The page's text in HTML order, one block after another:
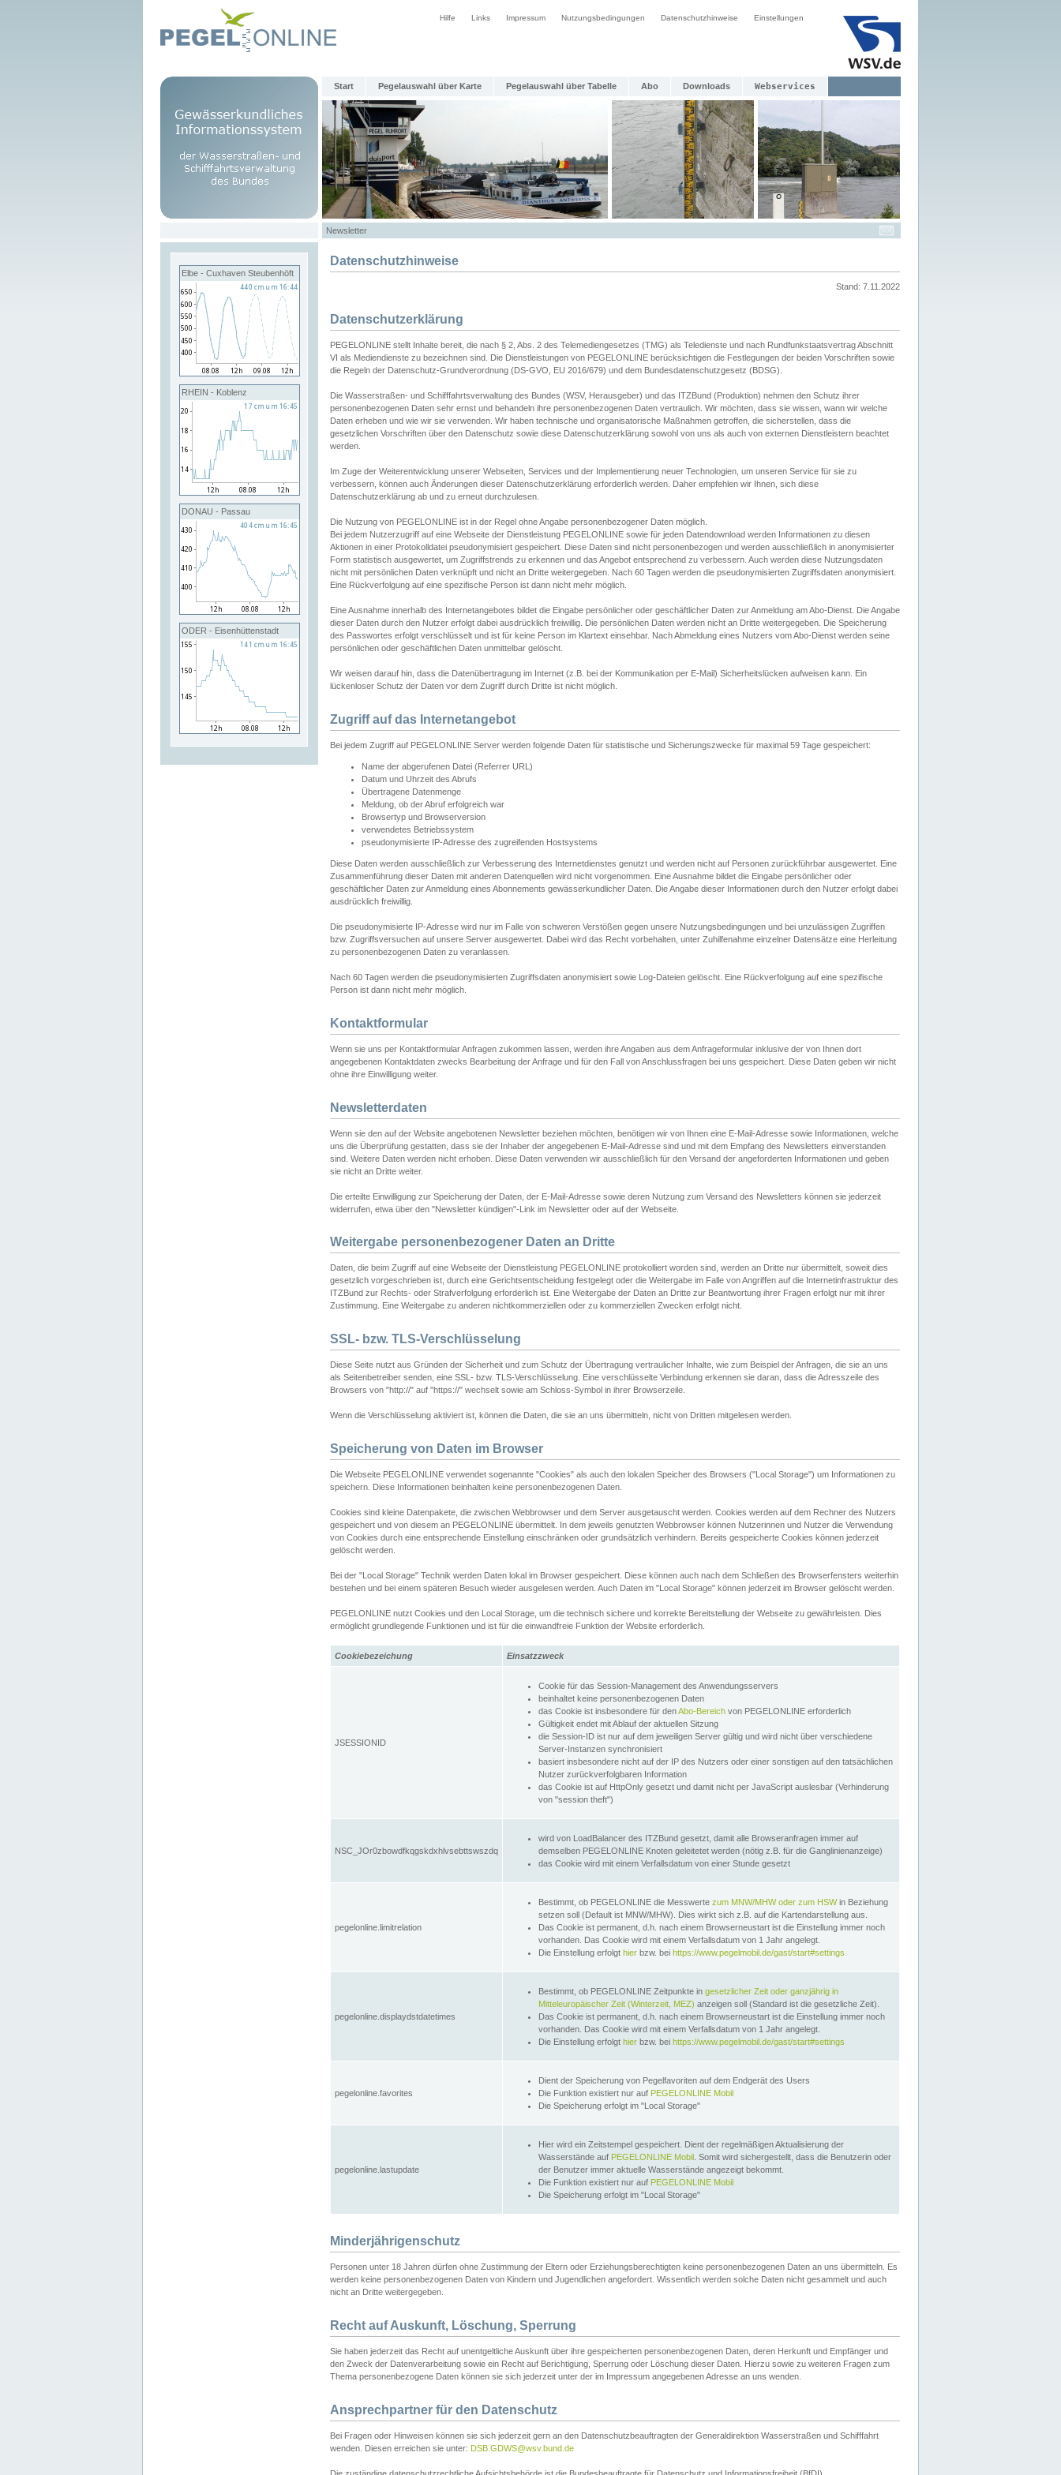
Hilfe Links Impressum Nutzungsbedingungen Datenschutzhinweise Einstellungen
Start Pegelauswahl über Karte Pegelauswahl über Tabelle Abo Downloads Webservices
Newsletter
Elbe - Cuxhaven Steubenhöft
RHEIN - Koblenz
DONAU - Passau
ODER - Eisenhüttenstadt
Datenschutzhinweise
Stand: 7.11.2022
Datenschutzerklärung
PEGELONLINE stellt Inhalte bereit, die nach § 2, Abs. 2 des Telemediengesetzes (TMG) als Teledienste und nach Rundfunkstaatsvertrag Abschnitt
VI als Mediendienste zu bezeichnen sind. Die Dienstleistungen von PEGELONLINE berücksichtigen die Festlegungen der beiden Vorschriften sowie
die Regeln der Datenschutz-Grundverordnung (DS-GVO, EU 2016/679) und dem Bundesdatenschutzgesetz (BDSG).
Die Wasserstraßen- und Schifffahrtsverwaltung des Bundes (WSV, Herausgeber) und das ITZBund (Produktion) nehmen den Schutz ihrer
personenbezogenen Daten sehr ernst und behandeln ihre personenbezogenen Daten vertraulich. Wir möchten, dass sie wissen, wann wir welche
Daten erheben und wie wir sie verwenden. Wir haben technische und organisatorische Maßnahmen getroffen, die sicherstellen, dass die
gesetzlichen Vorschriften über den Datenschutz sowie diese Datenschutzerklärung sowohl von uns als auch von externen Dienstleistern beachtet
werden.
Im Zuge der Weiterentwicklung unserer Webseiten, Services und der Implementierung neuer Technologien, um unseren Service für sie zu
verbessern, können auch Änderungen dieser Datenschutzerklärung erforderlich werden. Daher empfehlen wir Ihnen, sich diese
Datenschutzerklärung ab und zu erneut durchzulesen.
Die Nutzung von PEGELONLINE ist in der Regel ohne Angabe personenbezogener Daten möglich.
Bei jedem Nutzerzugriff auf eine Webseite der Dienstleistung PEGELONLINE sowie für jeden Datendownload werden Informationen zu diesen
Aktionen in einer Protokolldatei pseudonymisiert gespeichert. Diese Daten sind nicht personenbezogen und werden ausschließlich in anonymisierter
Form statistisch ausgewertet, um Zugriffstrends zu erkennen und das Angebot entsprechend zu verbessern. Auch werden diese Nutzungsdaten
nicht mit persönlichen Daten verknüpft und nicht an Dritte weitergegeben. Nach 60 Tagen werden die pseudonymisierten Zugriffsdaten anonymisiert.
Eine Rückverfolgung auf eine spezifische Person ist dann nicht mehr möglich.
Eine Ausnahme innerhalb des Internetangebotes bildet die Eingabe persönlicher oder geschäftlicher Daten zur Anmeldung am Abo-Dienst. Die Angabe
dieser Daten durch den Nutzer erfolgt dabei ausdrücklich freiwillig. Die persönlichen Daten werden nicht an Dritte weitergegeben. Die Speicherung
des Passwortes erfolgt verschlüsselt und ist für keine Person im Klartext einsehbar. Nach Abmeldung eines Nutzers vom Abo-Dienst werden seine
persönlichen oder geschäftlichen Daten unmittelbar gelöscht.
Wir weisen darauf hin, dass die Datenübertragung im Internet (z.B. bei der Kommunikation per E-Mail) Sicherheitslücken aufweisen kann. Ein
lückenloser Schutz der Daten vor dem Zugriff durch Dritte ist nicht möglich.
Zugriff auf das Internetangebot
Bei jedem Zugriff auf PEGELONLINE Server werden folgende Daten für statistische und Sicherungszwecke für maximal 59 Tage gespeichert:
Name der abgerufenen Datei (Referrer URL)
Datum und Uhrzeit des Abrufs
Übertragene Datenmenge
Meldung, ob der Abruf erfolgreich war
Browsertyp und Browserversion
verwendetes Betriebssystem
pseudonymisierte IP-Adresse des zugreifenden Hostsystems
Diese Daten werden ausschließlich zur Verbesserung des Internetdienstes genutzt und werden nicht auf Personen zurückführbar ausgewertet. Eine
Zusammenführung dieser Daten mit anderen Datenquellen wird nicht vorgenommen. Eine Ausnahme bildet die Eingabe persönlicher oder
geschäftlicher Daten zur Anmeldung eines Abonnements gewässerkundlicher Daten. Die Angabe dieser Informationen durch den Nutzer erfolgt dabei
ausdrücklich freiwillig.
Die pseudonymisierte IP-Adresse wird nur im Falle von schweren Verstößen gegen unsere Nutzungsbedingungen und bei unzulässigen Zugriffen
bzw. Zugriffsversuchen auf unsere Server ausgewertet. Dabei wird das Recht vorbehalten, unter Zuhilfenahme einzelner Datensätze eine Herleitung
zu personenbezogenen Daten zu veranlassen.
Nach 60 Tagen werden die pseudonymisierten Zugriffsdaten anonymisiert sowie Log-Dateien gelöscht. Eine Rückverfolgung auf eine spezifische
Person ist dann nicht mehr möglich.
Kontaktformular
Wenn sie uns per Kontaktformular Anfragen zukommen lassen, werden ihre Angaben aus dem Anfrageformular inklusive der von Ihnen dort
angegebenen Kontaktdaten zwecks Bearbeitung der Anfrage und für den Fall von Anschlussfragen bei uns gespeichert. Diese Daten geben wir nicht
ohne ihre Einwilligung weiter.
Newsletterdaten
Wenn sie den auf der Website angebotenen Newsletter beziehen möchten, benötigen wir von Ihnen eine E-Mail-Adresse sowie Informationen, welche
uns die Überprüfung gestatten, dass sie der Inhaber der angegebenen E-Mail-Adresse sind und mit dem Empfang des Newsletters einverstanden
sind. Weitere Daten werden nicht erhoben. Diese Daten verwenden wir ausschließlich für den Versand der angeforderten Informationen und geben
sie nicht an Dritte weiter.
Die erteilte Einwilligung zur Speicherung der Daten, der E-Mail-Adresse sowie deren Nutzung zum Versand des Newsletters können sie jederzeit
widerrufen, etwa über den "Newsletter kündigen"-Link im Newsletter oder auf der Webseite.
Weitergabe personenbezogener Daten an Dritte
Daten, die beim Zugriff auf eine Webseite der Dienstleistung PEGELONLINE protokolliert worden sind, werden an Dritte nur übermittelt, soweit dies
gesetzlich vorgeschrieben ist, durch eine Gerichtsentscheidung festgelegt oder die Weitergabe im Falle von Angriffen auf die Internetinfrastruktur des
ITZBund zur Rechts- oder Strafverfolgung erforderlich ist. Eine Weitergabe der Daten an Dritte zur Beantwortung ihrer Fragen erfolgt nur mit ihrer
Zustimmung. Eine Weitergabe zu anderen nichtkommerziellen oder zu kommerziellen Zwecken erfolgt nicht.
SSL- bzw. TLS-Verschlüsselung
Diese Seite nutzt aus Gründen der Sicherheit und zum Schutz der Übertragung vertraulicher Inhalte, wie zum Beispiel der Anfragen, die sie an uns
als Seitenbetreiber senden, eine SSL- bzw. TLS-Verschlüsselung. Eine verschlüsselte Verbindung erkennen sie daran, dass die Adresszeile des
Browsers von "http://" auf "https://" wechselt sowie am Schloss-Symbol in ihrer Browserzeile.
Wenn die Verschlüsselung aktiviert ist, können die Daten, die sie an uns übermitteln, nicht von Dritten mitgelesen werden.
Speicherung von Daten im Browser
Die Webseite PEGELONLINE verwendet sogenannte "Cookies" als auch den lokalen Speicher des Browsers ("Local Storage") um Informationen zu
speichern. Diese Informationen beinhalten keine personenbezogenen Daten.
Cookies sind kleine Datenpakete, die zwischen Webbrowser und dem Server ausgetauscht werden. Cookies werden auf dem Rechner des Nutzers
gespeichert und von diesem an PEGELONLINE übermittelt. In dem jeweils genutzten Webbrowser können Nutzerinnen und Nutzer die Verwendung
von Cookies durch eine entsprechende Einstellung einschränken oder grundsätzlich verhindern. Bereits gespeicherte Cookies können jederzeit
gelöscht werden.
Bei der "Local Storage" Technik werden Daten lokal im Browser gespeichert. Diese können auch nach dem Schließen des Browserfensters weiterhin
bestehen und bei einem späteren Besuch wieder ausgelesen werden. Auch Daten im "Local Storage" können jederzeit im Browser gelöscht werden.
PEGELONLINE nutzt Cookies und den Local Storage, um die technisch sichere und korrekte Bereitstellung der Webseite zu gewährleisten. Dies
ermöglicht grundlegende Funktionen und ist für die einwandfreie Funktion der Website erforderlich.
Cookiebezeichung Einsatzzweck
JSESSIONID
Cookie für das Session-Management des Anwendungsservers
beinhaltet keine personenbezogenen Daten
das Cookie ist insbesondere für denAbo-Bereich von PEGELONLINE erforderlich
Gültigkeit endet mit Ablauf der aktuellen Sitzung
die Session-ID ist nur auf dem jeweiligen Server gültig und wird nicht über verschiedene
Server-Instanzen synchronisiert
basiert insbesondere nicht auf der IP des Nutzers oder einer sonstigen auf den tatsächlichen
Nutzer zurückverfolgbaren Information
das Cookie ist auf HttpOnly gesetzt und damit nicht per JavaScript auslesbar (Verhinderung
von "session theft")
NSC_JOr0zbowdfkqgskdxhlvsebttswszdq
wird von LoadBalancer des ITZBund gesetzt, damit alle Browseranfragen immer auf
demselben PEGELONLINE Knoten geleitetet werden (nötig z.B. für die Ganglinienanzeige)
das Cookie wird mit einem Verfallsdatum von einer Stunde gesetzt
pegelonline.limitrelation
Bestimmt, ob PEGELONLINE die Messwerte zum MNW/MHW oder zum HSWin Beziehung
setzen soll (Default ist MNW/MHW). Dies wirkt sich z.B. auf die Kartendarstellung aus.
Das Cookie ist permanent, d.h. nach einem Browserneustart ist die Einstellung immer noch
vorhanden. Das Cookie wird mit einem Verfallsdatum von 1 Jahr angelegt.
Die Einstellung erfolgt hier bzw. bei https://www.pegelmobil.de/gast/start#settings
pegelonline.displaydstdatetimes
Bestimmt, ob PEGELONLINE Zeitpunkte in gesetzlicher Zeit oder ganzjährig in
Mitteleuropäischer Zeit (Winterzeit, MEZ) anzeigen soll (Standard ist die gesetzliche Zeit).
Das Cookie ist permanent, d.h. nach einem Browserneustart ist die Einstellung immer noch
vorhanden. Das Cookie wird mit einem Verfallsdatum von 1 Jahr angelegt.
Die Einstellung erfolgt hier bzw. bei https://www.pegelmobil.de/gast/start#settings
pegelonline.favorites
Dient der Speicherung von Pegelfavoriten auf dem Endgerät des Users
Die Funktion existiert nur auf PEGELONLINE Mobil
Die Speicherung erfolgt im "Local Storage"
pegelonline.lastupdate
Hier wird ein Zeitstempel gespeichert. Dient der regelmäßigen Aktualisierung der
Wasserstände auf PEGELONLINE Mobil . Somit wird sichergestellt, dass die Benutzerin oder
der Benutzer immer aktuelle Wasserstände angezeigt bekommt.
Die Funktion existiert nur auf PEGELONLINE Mobil
Die Speicherung erfolgt im "Local Storage"
Minderjährigenschutz
Personen unter 18 Jahren dürfen ohne Zustimmung der Eltern oder Erziehungsberechtigten keine personenbezogenen Daten an uns übermitteln. Es
werden keine personenbezogenen Daten von Kindern und Jugendlichen angefordert. Wissentlich werden solche Daten nicht gesammelt und auch
nicht an Dritte weitergegeben.
Recht auf Auskunft, Löschung, Sperrung
Sie haben jederzeit das Recht auf unentgeltliche Auskunft über ihre gespeicherten personenbezogenen Daten, deren Herkunft und Empfänger und
den Zweck der Datenverarbeitung sowie ein Recht auf Berichtigung, Sperrung oder Löschung dieser Daten. Hierzu sowie zu weiteren Fragen zum
Thema personenbezogene Daten können sie sich jederzeit unter der im Impressum angegebenen Adresse an uns wenden.
Ansprechpartner für den Datenschutz
Bei Fragen oder Hinweisen können sie sich jederzeit gern an den Datenschutzbeauftragten der Generaldirektion Wasserstraßen und Schifffahrt
wenden. Diesen erreichen sie unter: DSB.GDWS@wsv.bund.de